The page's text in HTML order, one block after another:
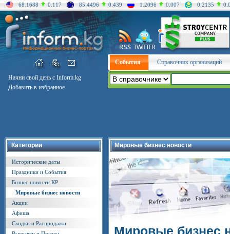
68.1688 0.117 85.4496 0.439 1.2096 0.007 0.2135
Начни свой день с Inform.kg
Добавить в избранное
События Справочник организаций
Категории
Исторические даты
Праздники и События
Бизнес новости КР
Мировые бизнес новости
Акции
Афиша
Скидки и Распродажи
Мировые бизнес новости
Мировые бизнес